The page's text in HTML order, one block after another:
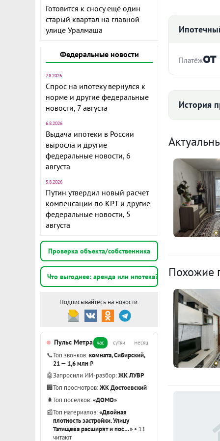
Готовится к сносу ещё один
старый квартал на главной
улице Уралмаша
Федеральные новости
7.8.2026
Спрос на ипотеку вернулся к
норме и другие федеральные
новости, 7 августа
6.8.2026
Выдача ипотеки в России
выросла и другие
федеральные новости, 6
августа
5.8.2026
Путин утвердил новый расчет
компенсации по КРТ и другие
федеральные новости, 5
августа
Проверка объекта/собственника
Что выгоднее: аренда или ипотека?
Подписывайтесь на новости:
Пульс Метра час сутки месяц
📞Топ звонков:комната, Сибирский,
21 — 1,6 млн ₽
🤖Запросили ИИ-разбор:ЖК ЛУВР
🏢Топ просмотров:ЖК Достоевский
🌲Топ посёлков:«ДОМО»
📰Топ материалов:«Двойная
плотность застройки. Улицу
Татищева расширят и пос…» • 11
читают
Проживание
19.12.2023 .
квартира.
В квартире
и
исправными
прибором
дверью и
дверными,
Развитая
В
территории
19.12.2023 !
Квартира
обмена.
Получить
пятницу с
Платёж
Расчёт по
История
59
I
Похожие